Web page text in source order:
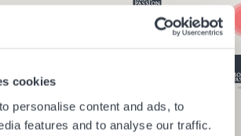
cookies
personalise content and ads, to
features and to analyse our traffic.